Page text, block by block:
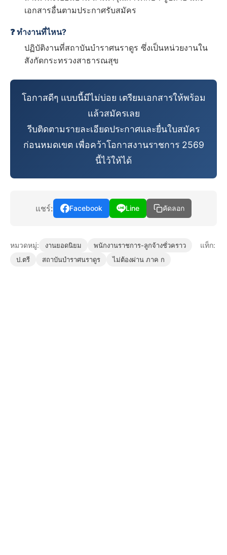
เอกสารอื่นตามประกาศรับสมัคร
❓ ทำงานที่ไหน?
ปฏิบัติงานที่สถาบันบำราศนราดูร ซึ่งเป็นหน่วยงานใน
สังกัดกระทรวงสาธารณสุข
โอกาสดีๆ แบบนี้มีไม่บ่อย เตรียมเอกสารให้พร้อม
แล้วสมัครเลย
รีบติดตามรายละเอียดประกาศและยื่นใบสมัคร
ก่อนหมดเขต เพื่อคว้าโอกาสงานราชการ 2569
นี้ไว้ให้ได้
แชร์: Facebook Line คัดลอก
หมวดหมู่: งานยอดนิยม พนักงานราชการ-ลูกจ้างชั่วคราว แท็ก:
ป.ตรี สถาบันบำราศนราดูร ไม่ต้องผ่าน ภาค ก